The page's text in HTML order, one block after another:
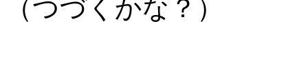
（つづくかな？）